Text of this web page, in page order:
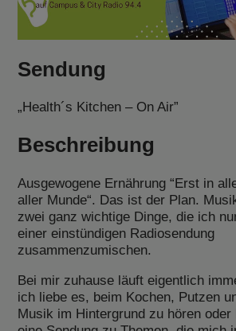
Sendung
„Health´s Kitchen – On Air”
Beschreibung
Ausgewogene Ernährung “Erst in
aller Munde“. Das ist der Plan.
zwei ganz wichtige Dinge, die ich
einer einstündigen Radiosendung
zusammenzumischen.
Bei mir zuhause läuft eigentlich
ich liebe es, beim Kochen, Putzen
Musik im Hintergrund zu hören oder